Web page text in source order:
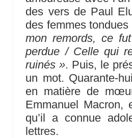
des vers de Paul
des femmes
mon remords, ce
perdue / Celle qui
ruinés ». Puis, le
un mot. Quarante-
en matière de
Emmanuel
qu’il a connue
lettres.